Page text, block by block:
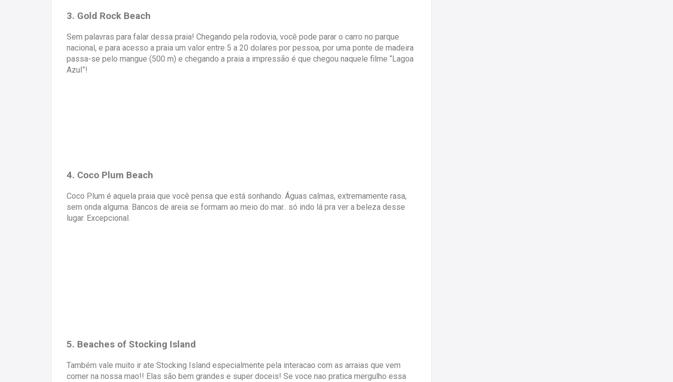
3. Gold Rock Beach
Sem palavras para falar dessa praia! Chegando pela rodovia, você pode parar o carro no parque
nacional, e para acesso a praia um valor entre 5 a 20 dolares por pessoa, por uma ponte de madeira
passa-se pelo mangue (500 m) e chegando a praia a impressão é que chegou naquele filme “Lagoa
Azul”!
4. Coco Plum Beach
Coco Plum é aquela praia que você pensa que está sonhando. Águas calmas, extremamente rasa,
sem onda alguma. Bancos de areia se formam ao meio do mar.. só indo lá pra ver a beleza desse
lugar. Excepcional.
5. Beaches of Stocking Island
Também vale muito ir ate Stocking Island especialmente pela interacao com as arraias que vem
comer na nossa mao!! Elas são bem grandes e super doceis! Se voce nao pratica mergulho essa